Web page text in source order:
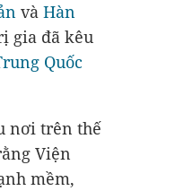
và Hàn
gia đã kêu
Quốc
nơi trên thế
Viện
mềm,